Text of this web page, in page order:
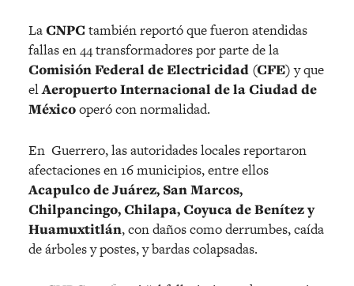
LaCNPC también reportó que fueron atendidas
fallas en 44 transformadores por parte de la
Comisión Federal de Electricidad (CFE)y que
elAeropuerto Internacional de la Ciudad de
Méxicooperó con normalidad.
En Guerrero, las autoridades locales reportaron
afectaciones en 16 municipios, entre ellos
Acapulco de Juárez, San Marcos,
Chilpancingo, Chilapa, Coyuca de Benítez y
Huamuxtitlán, con daños como derrumbes, caída
de árboles y postes, y bardas colapsadas.